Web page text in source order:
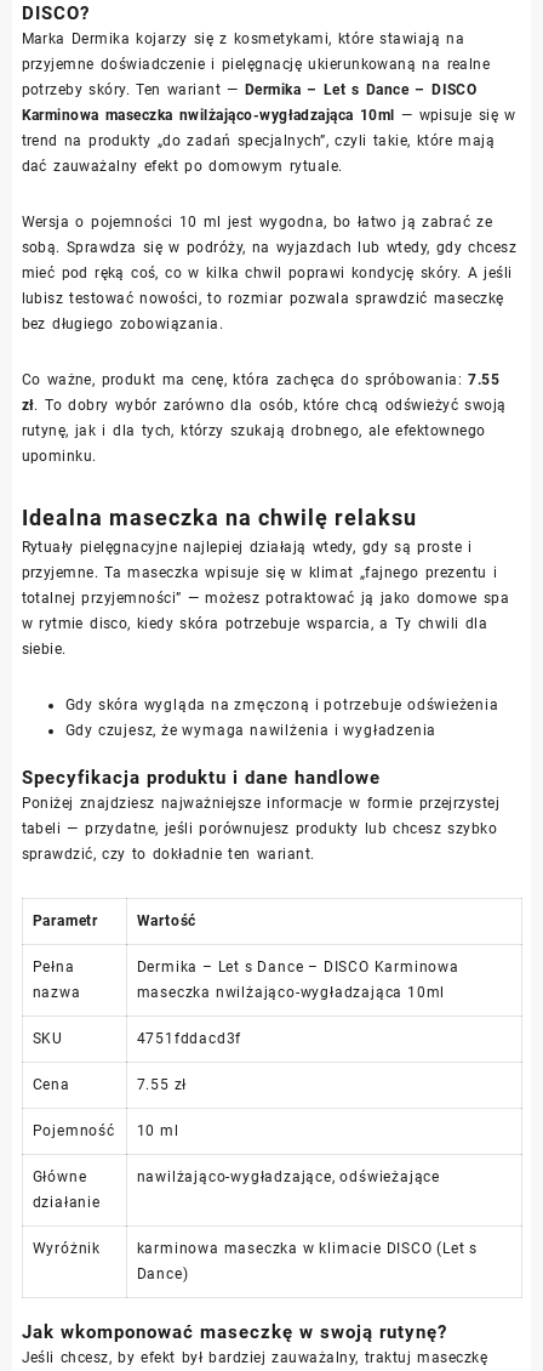
DISCO?
Marka Dermika kojarzy się z kosmetykami, które stawiają na
przyjemne doświadczenie i pielęgnację ukierunkowaną na realne
potrzeby skóry. Ten wariant — Dermika – Let s Dance – DISCO
Karminowa maseczka nwilżająco-wygładzająca 10ml — wpisuje się w
trend na produkty „do zadań specjalnych”, czyli takie, które mają
dać zauważalny efekt po domowym rytuale.
Wersja o pojemności 10 ml jest wygodna, bo łatwo ją zabrać ze
sobą. Sprawdza się w podróży, na wyjazdach lub wtedy, gdy chcesz
mieć pod ręką coś, co w kilka chwil poprawi kondycję skóry. A jeśli
lubisz testować nowości, to rozmiar pozwala sprawdzić maseczkę
bez długiego zobowiązania.
Co ważne, produkt ma cenę, która zachęca do spróbowania:7.55
zł. To dobry wybór zarówno dla osób, które chcą odświeżyć swoją
rutynę, jak i dla tych, którzy szukają drobnego, ale efektownego
upominku.
Idealna maseczka na chwilę relaksu
Rytuały pielęgnacyjne najlepiej działają wtedy, gdy są proste i
przyjemne. Ta maseczka wpisuje się w klimat „fajnego prezentu i
totalnej przyjemności” — możesz potraktować ją jako domowe spa
w rytmie disco, kiedy skóra potrzebuje wsparcia, a Ty chwili dla
siebie.
Gdy skóra wygląda na zmęczoną i potrzebuje odświeżenia
Gdy czujesz, że wymaga nawilżenia i wygładzenia
Specyfikacja produktu i dane handlowe
Poniżej znajdziesz najważniejsze informacje w formie przejrzystej
tabeli — przydatne, jeśli porównujesz produkty lub chcesz szybko
sprawdzić, czy to dokładnie ten wariant.
Parametr Wartość
Pełna
nazwa
Dermika – Let s Dance – DISCO Karminowa
maseczka nwilżająco-wygładzająca 10ml
SKU 4751fddacd3f
Cena 7.55 zł
Pojemność 10 ml
Główne
działanie
nawilżająco-wygładzające, odświeżające
Wyróżnik
karminowa maseczka w klimacie DISCO (Let s
Dance)
Jak wkomponować maseczkę w swoją rutynę?
Jeśli chcesz, by efekt był bardziej zauważalny, traktuj maseczkę